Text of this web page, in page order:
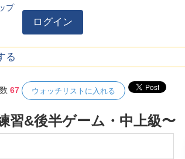
プ
ログイン
る
数67 ウォッチリストに入れる
習&後半ゲーム・中上級〜